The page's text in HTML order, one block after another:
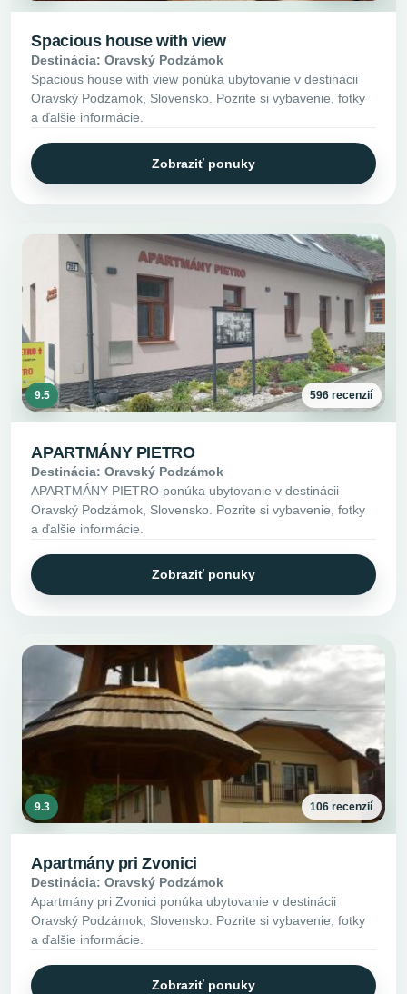
Spacious house with view
Destinácia: Oravský Podzámok
Spacious house with view ponúka ubytovanie v destinácii
Oravský Podzámok, Slovensko. Pozrite si vybavenie, fotky
a ďalšie informácie.
Zobraziť ponuky
9.5 596 recenzií
APARTMÁNY PIETRO
Destinácia: Oravský Podzámok
APARTMÁNY PIETRO ponúka ubytovanie v destinácii
Oravský Podzámok, Slovensko. Pozrite si vybavenie, fotky
a ďalšie informácie.
Zobraziť ponuky
9.3 106 recenzií
Apartmány pri Zvonici
Destinácia: Oravský Podzámok
Apartmány pri Zvonici ponúka ubytovanie v destinácii
Oravský Podzámok, Slovensko. Pozrite si vybavenie, fotky
a ďalšie informácie.
Zobraziť ponuky